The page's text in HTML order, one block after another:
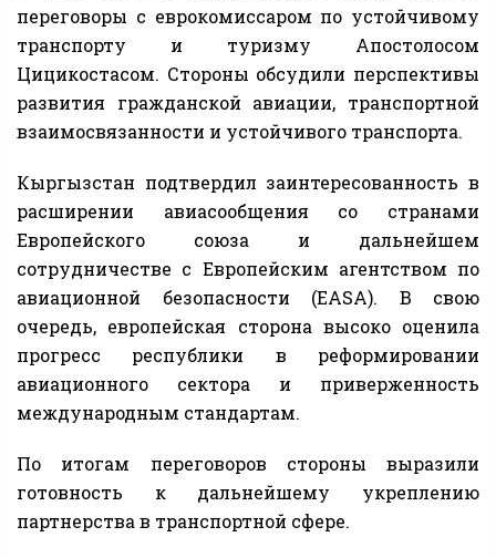
переговоры с еврокомиссаром по устойчивому
транспорту и туризму Апостолосом
Цицикостасом. Стороны обсудили перспективы
развития гражданской авиации, транспортной
взаимосвязанности и устойчивого транспорта.
Кыргызстан подтвердил заинтересованность в
расширении авиасообщения со странами
Европейского союза и дальнейшем
сотрудничестве с Европейским агентством по
авиационной безопасности (EASA). В свою
очередь, европейская сторона высоко оценила
прогресс республики в реформировании
авиационного сектора и приверженность
международным стандартам.
По итогам переговоров стороны выразили
готовность к дальнейшему укреплению
партнерства в транспортной сфере.